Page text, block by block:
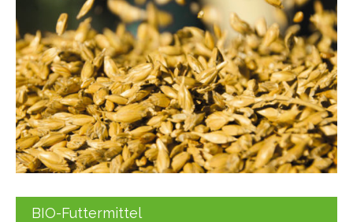
BIO-Futtermittel